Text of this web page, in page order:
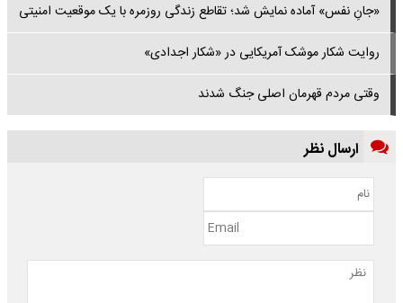
«جانِ نفس» آماده نمایش شد؛ تقاطع زندگی روزمره با یک موقعیت امنیتی
روایت شکار موشک آمریکایی در «شکار اجدادی»
وقتی مردم قهرمان اصلی جنگ شدند
ارسال نظر